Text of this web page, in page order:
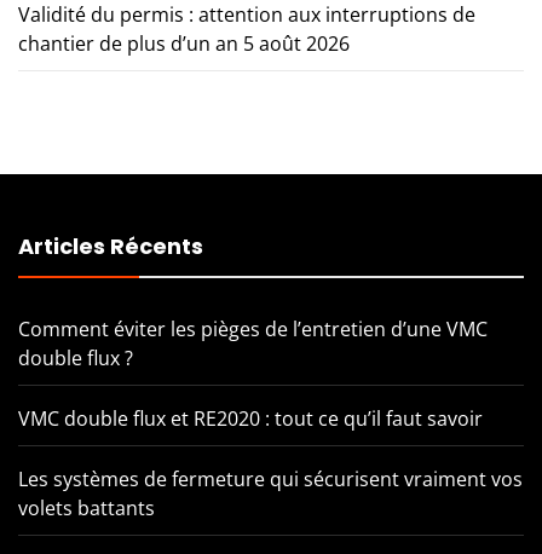
Validité du permis : attention aux interruptions de
chantier de plus d’un an 5 août 2026
Articles Récents
Comment éviter les pièges de l’entretien d’une VMC
double flux ?
VMC double flux et RE2020 : tout ce qu’il faut savoir
Les systèmes de fermeture qui sécurisent vraiment vos
volets battants